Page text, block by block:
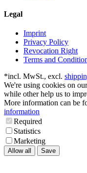
Legal
Imprint
Privacy Policy
Revocation Right
Terms and
*incl. MwSt., excl.
We're using cookies on
while other help us to
More information can be
information
Required
Statistics
Marketing
Allow all Save